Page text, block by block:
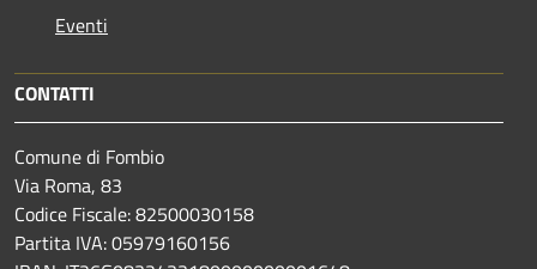
Eventi
CONTATTI
Comune di Fombio
Via Roma, 83
Codice Fiscale: 82500030158
Partita IVA: 05979160156